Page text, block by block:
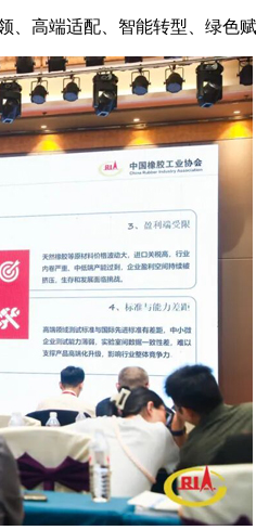
高端适配、智能转型、绿色